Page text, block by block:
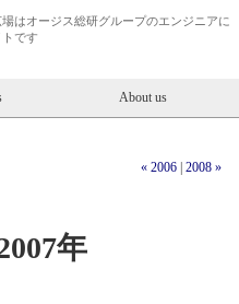
はオージス総研グループのエンジニアに
です
About us
« 2006 2008 »
年